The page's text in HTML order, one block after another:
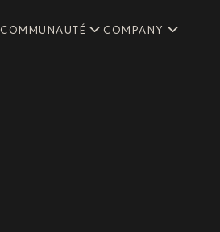
COMMUNAUTÉ COMPANY